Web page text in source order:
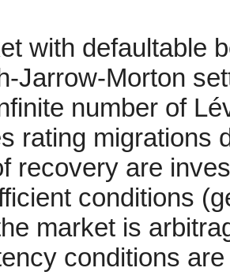
with defaultable
Jarrow-Morton
number of
rating migrations
recovery are
conditions
market is
conditions